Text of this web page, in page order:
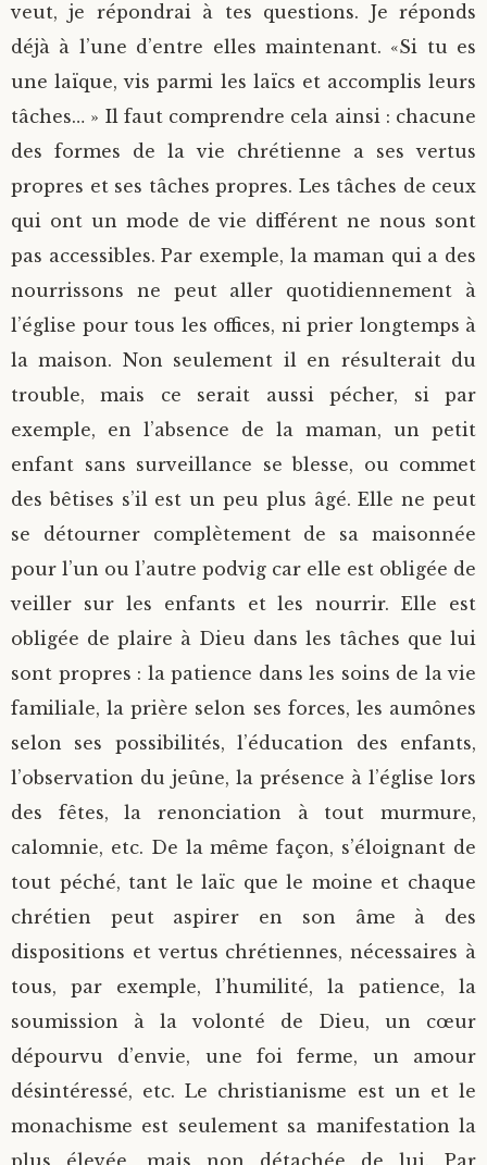
veut, je répondrai à tes questions. Je réponds
déjà à l’une d’entre elles maintenant. «Si tu es
une laïque, vis parmi les laïcs et accomplis leurs
tâches… » Il faut comprendre cela ainsi : chacune
des formes de la vie chrétienne a ses vertus
propres et ses tâches propres. Les tâches de ceux
qui ont un mode de vie différent ne nous sont
pas accessibles. Par exemple, la maman qui a des
nourrissons ne peut aller quotidiennement à
l’église pour tous les offices, ni prier longtemps à
la maison. Non seulement il en résulterait du
trouble, mais ce serait aussi pécher, si par
exemple, en l’absence de la maman, un petit
enfant sans surveillance se blesse, ou commet
des bêtises s’il est un peu plus âgé. Elle ne peut
se détourner complètement de sa maisonnée
pour l’un ou l’autre podvig car elle est obligée de
veiller sur les enfants et les nourrir. Elle est
obligée de plaire à Dieu dans les tâches que lui
sont propres : la patience dans les soins de la vie
familiale, la prière selon ses forces, les aumônes
selon ses possibilités, l’éducation des enfants,
l’observation du jeûne, la présence à l’église lors
des fêtes, la renonciation à tout murmure,
calomnie, etc. De la même façon, s’éloignant de
tout péché, tant le laïc que le moine et chaque
chrétien peut aspirer en son âme à des
dispositions et vertus chrétiennes, nécessaires à
tous, par exemple, l’humilité, la patience, la
soumission à la volonté de Dieu, un cœur
dépourvu d’envie, une foi ferme, un amour
désintéressé, etc. Le christianisme est un et le
monachisme est seulement sa manifestation la
plus élevée, mais non détachée de lui. Par